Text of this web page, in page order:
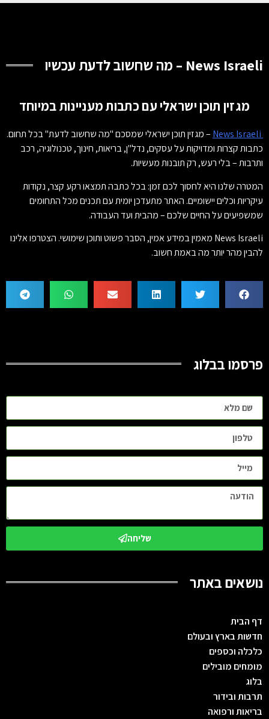
News Israeli – מה שחשוב לדעת עכשיו
מגזין תוכן ישראלי עם כתבות מעניינות במיוחד
– מגזין תוכן ישראלי שמסכם "מה שחשוב לדעת" בכל תחום.
כתבות קצרות ומדויקות על עסקים, נדל"ן, בריאות, חינוך, טכנולוגיה, רכב
ותרבות – בלי רעש, רק תובנות מעשיות.
המטרה שלנו היא לחסוך לכם זמן: בכל כתבה תמצאו רקע קצר, נקודות
עיקריות וכלים יישומיים. האתר מתעדכן יומית עם תכנים מכל התחומים
שמשפיעים על החיים שלכם – מהבית ועד העבודה.
News Israeli מאמין במידע אמין, הסבר פשוט ותוכן שימושי. הצטרפו אלינו
להבין מהר יותר מה באמת חשוב.
פרסמו בבלוג
שליחה
נושאים באתר
דף הבית
חדשות בארץ ובעולם
כלכלה וכספים
מומחים מובילים
בלוג
תרבות ובידור
בריאות ורפואה